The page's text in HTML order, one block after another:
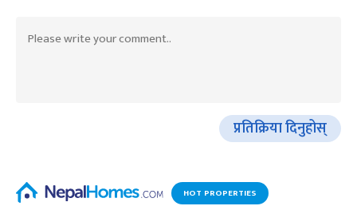
प्रतिक्रिया दिनुहोस्
HOT PROPERTIES